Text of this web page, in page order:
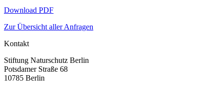
Download PDF
Zur Übersicht aller Anfragen
Kontakt
Stiftung Naturschutz Berlin
Potsdamer Straße 68
10785 Berlin